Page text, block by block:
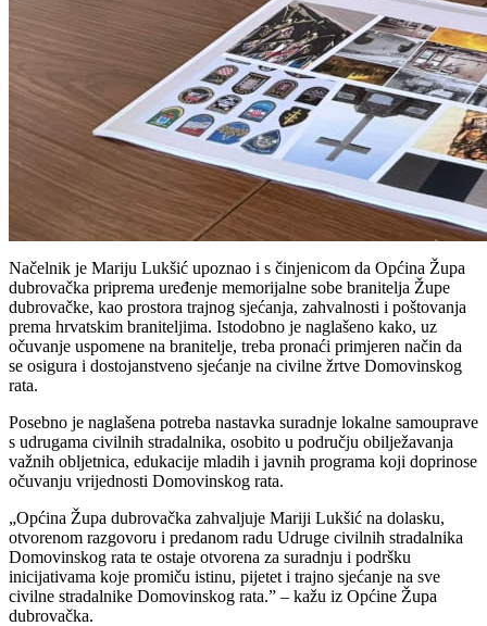
Načelnik je Mariju Lukšić upoznao i s činjenicom da Općina Župa
dubrovačka priprema uređenje memorijalne sobe branitelja Župe
dubrovačke, kao prostora trajnog sjećanja, zahvalnosti i poštovanja
prema hrvatskim braniteljima. Istodobno je naglašeno kako, uz
očuvanje uspomene na branitelje, treba pronaći primjeren način da
se osigura i dostojanstveno sjećanje na civilne žrtve Domovinskog
rata.
Posebno je naglašena potreba nastavka suradnje lokalne samouprave
s udrugama civilnih stradalnika, osobito u području obilježavanja
važnih obljetnica, edukacije mladih i javnih programa koji doprinose
očuvanju vrijednosti Domovinskog rata.
„Općina Župa dubrovačka zahvaljuje Mariji Lukšić na dolasku,
otvorenom razgovoru i predanom radu Udruge civilnih stradalnika
Domovinskog rata te ostaje otvorena za suradnju i podršku
inicijativama koje promiču istinu, pijetet i trajno sjećanje na sve
civilne stradalnike Domovinskog rata.” – kažu iz Općine Župa
dubrovačka.